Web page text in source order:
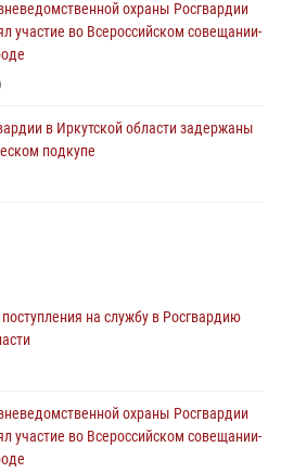
охраны Росгвардии
участие во Всероссийском совещании-
в Иркутской области задержаны
подкупе
Управления Росгвардии по
из Иркутска поучаствовал в окружном
наставников «Быть, а не казаться»
на службу в Росгвардию
охраны Росгвардии
участие во Всероссийском совещании-